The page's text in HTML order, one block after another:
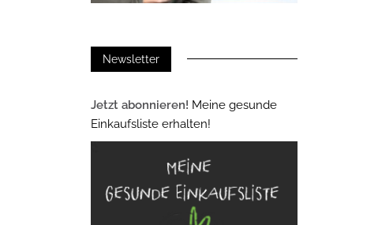
Newsletter
Jetzt abonnieren! Meine gesunde
Einkaufsliste erhalten!